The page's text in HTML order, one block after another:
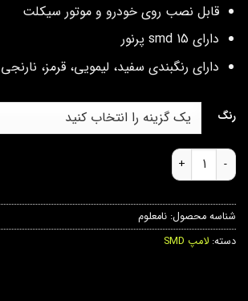
قابل نصب روی خودرو و موتور سیکلت
دارای smd 15 پرنور
دارای رنگبندی سفید، لیمویی، قرمز، نارنجی
رنگ
اس ام دی 15 (15 smd) کنباس دار عدد
شناسه محصول: نامعلوم
دسته: لامپ SMD